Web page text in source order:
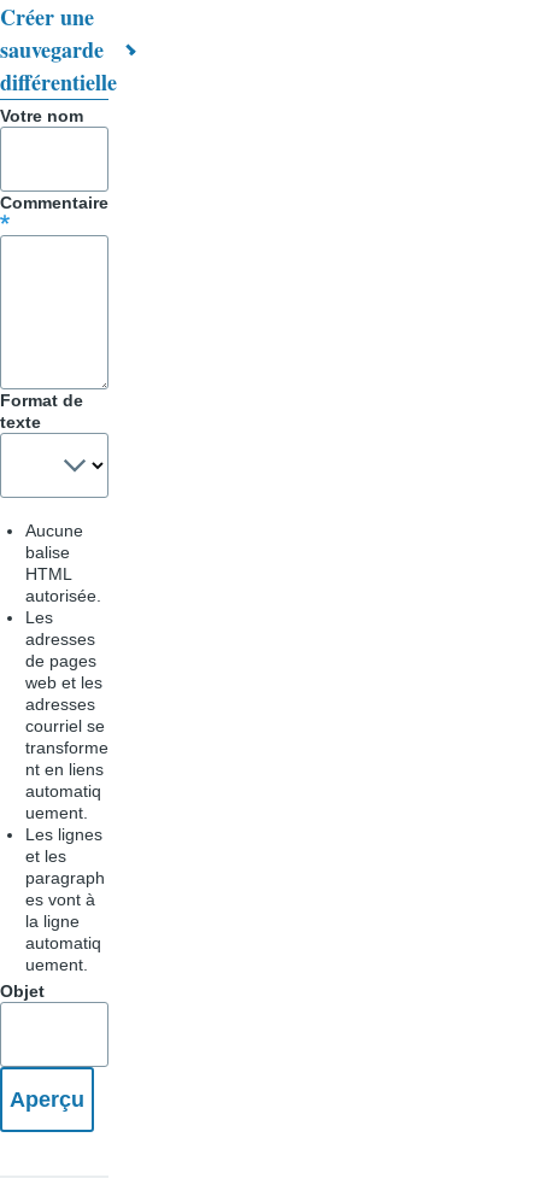
transversaux
de
livre
Trucs
&
Créer une
sauvegarde
différentielle
Votre nom
Commentaire
Format de
texte
Aucune
balise
HTML
autorisée.
Les
adresses
de pages
web et les
adresses
courriel se
transforme
nt en liens
automatiq
uement.
Les lignes
et les
paragraph
es vont à
la ligne
automatiq
uement.
Objet